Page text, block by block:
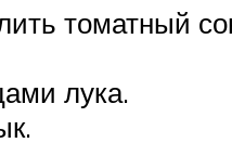
томатный
лука.